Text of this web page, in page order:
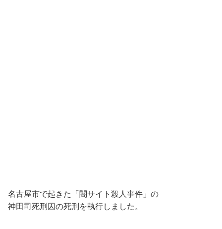
名古屋市で起きた「闇サイト殺人事件」の
神田司死刑囚の死刑を執行しました。